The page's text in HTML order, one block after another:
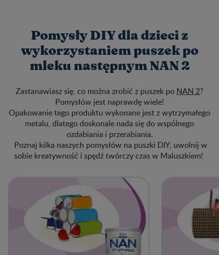
Pomysły DIY dla dzieci z
wykorzystaniem puszek po
mleku następnym NAN 2
Zastanawiasz się, co można zrobić z puszek po NAN 2?
Pomysłów jest naprawdę wiele!
Opakowanie tego produktu wykonane jest z wytrzymałego
metalu, dlatego doskonale nada się do wspólnego
ozdabiania i przerabiania.
Poznaj kilka naszych pomysłów na puszki DIY, uwolnij w
sobie kreatywność i spędź twórczy czas w Maluszkiem!